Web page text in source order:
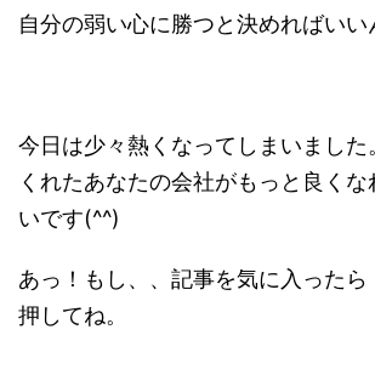
自分の弱い心に勝つと決めればいい
今日は少々熱くなってしまいまし
くれたあなたの会社がもっと良くな
いです(^^)
あっ！もし、、記事を気に入ったら
押してね。